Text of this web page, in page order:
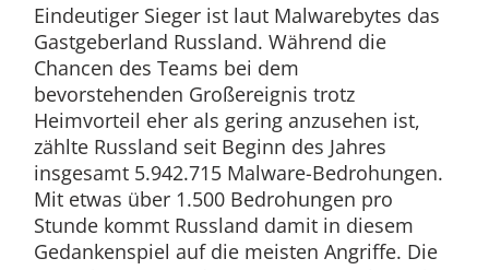
Eindeutiger Sieger ist laut Malwarebytes das
Gastgeberland Russland. Während die
Chancen des Teams bei dem
bevorstehenden Großereignis trotz
Heimvorteil eher als gering anzusehen ist,
zählte Russland seit Beginn des Jahres
insgesamt 5.942.715 Malware-Bedrohungen.
Mit etwas über 1.500 Bedrohungen pro
Stunde kommt Russland damit in diesem
Gedankenspiel auf die meisten Angriffe. Die